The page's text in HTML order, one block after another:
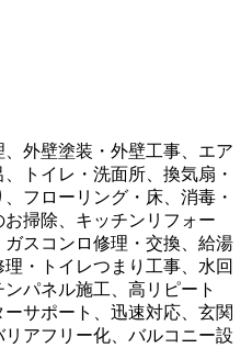
外壁塗装・外壁工事、エア
トイレ・洗面所、換気扇・
フローリング・床、消毒・
掃除、キッチンリフォー
スコンロ修理・交換、給湯
・トイレつまり工事、水回
パネル施工、高リピート
サポート、迅速対応、玄関
リアフリー化、バルコニー設